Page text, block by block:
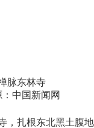
脉东林寺
中国新闻网
扎根东北黑土腹地